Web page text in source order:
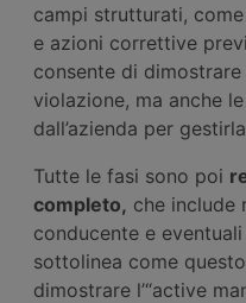
campi strutturati,
e azioni correttive
consente di dimostrare
violazione, ma anche
dall’azienda per
Tutte le fasi sono poi
completo, che include
conducente e
sottolinea come
dimostrare l’“active